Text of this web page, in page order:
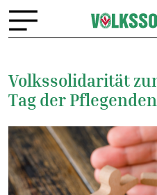
Volkssolidarität
Tag der Pflegenden